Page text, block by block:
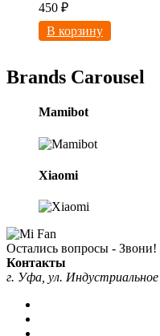
450 ₽
В корзину
Brands Carousel
Mamibot
Xiaomi
Остались вопросы - Звони!
Контакты
г. Уфа, ул.